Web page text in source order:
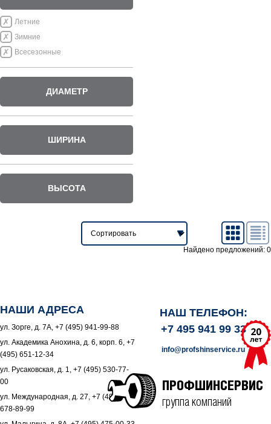
Летние
Зимние
Всесезонные
ДИАМЕТР
ШИРИНА
ВЫСОТА
Найдено предложений: 0
НАШИ АДРЕСА
ул. Зорге, д. 7А, +7 (495) 941-99-88
ул. Академика Анохина, д. 6, корп. 6, +7
(495) 651-12-34
ул. Русаковская, д. 1, +7 (495) 530-77-
00
ул. Международная, д. 27, +7 (495)
678-89-99
НАШ ТЕЛЕФОН:
+7 495 941 99 33
info@profshinservice.ru
ПРОФШИНСЕРВИС
группа компаний